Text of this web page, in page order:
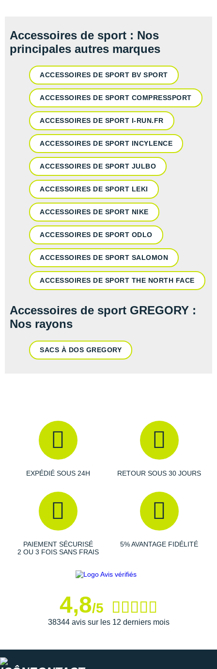
Accessoires de sport : Nos
principales autres marques
ACCESSOIRES DE SPORT BV SPORT
ACCESSOIRES DE SPORT COMPRESSPORT
ACCESSOIRES DE SPORT I-RUN.FR
ACCESSOIRES DE SPORT INCYLENCE
ACCESSOIRES DE SPORT JULBO
ACCESSOIRES DE SPORT LEKI
ACCESSOIRES DE SPORT NIKE
ACCESSOIRES DE SPORT ODLO
ACCESSOIRES DE SPORT SALOMON
ACCESSOIRES DE SPORT THE NORTH FACE
Accessoires de sport GREGORY :
Nos rayons
SACS À DOS GREGORY
EXPÉDIÉ SOUS 24H RETOUR SOUS 30 JOURS
PAIEMENT SÉCURISÉ
2 OU 3 FOIS SANS FRAIS
5% AVANTAGE FIDÉLITÉ
4,8/5
38344 avis sur les 12 derniers mois